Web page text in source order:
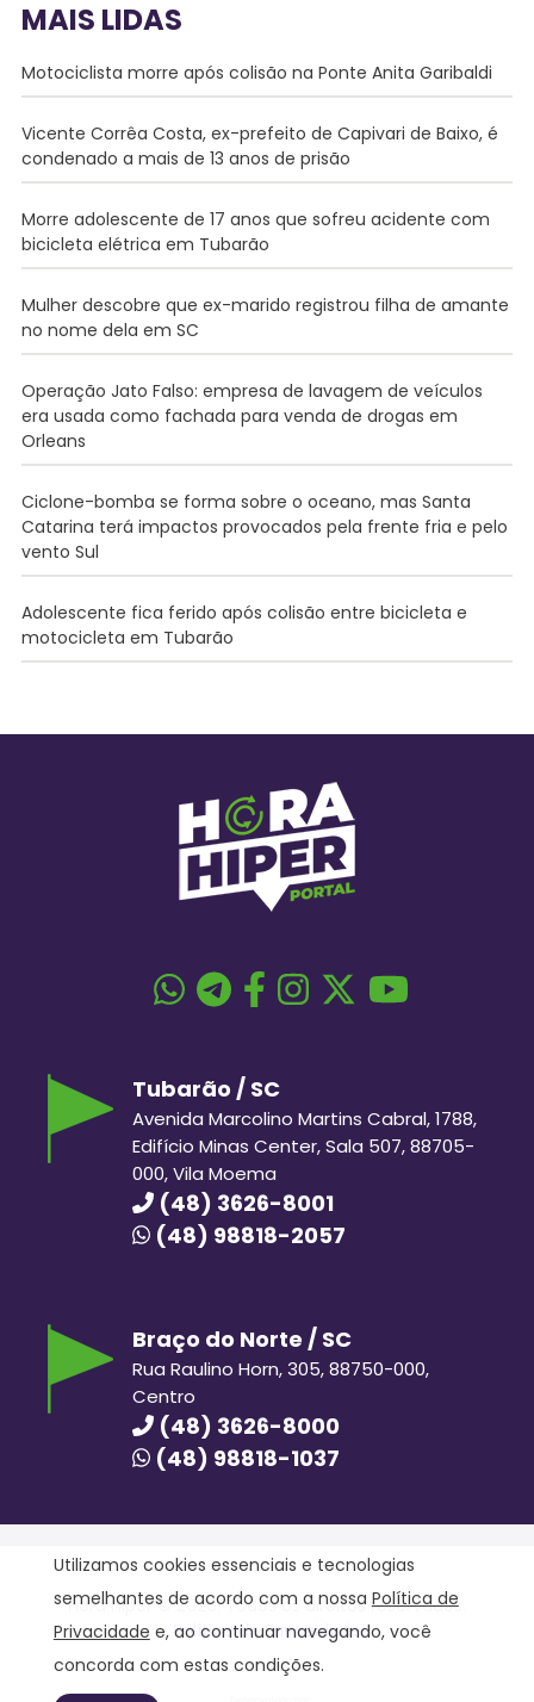
MAIS LIDAS
Motociclista morre após colisão na Ponte Anita Garibaldi
Vicente Corrêa Costa, ex-prefeito de Capivari de Baixo, é
condenado a mais de 13 anos de prisão
Morre adolescente de 17 anos que sofreu acidente com
bicicleta elétrica em Tubarão
Mulher descobre que ex-marido registrou filha de amante
no nome dela em SC
Operação Jato Falso: empresa de lavagem de veículos
era usada como fachada para venda de drogas em
Orleans
Ciclone-bomba se forma sobre o oceano, mas Santa
Catarina terá impactos provocados pela frente fria e pelo
vento Sul
Adolescente fica ferido após colisão entre bicicleta e
motocicleta em Tubarão
Tubarão / SC
Avenida Marcolino Martins Cabral, 1788,
Edifício Minas Center, Sala 507, 88705-
000, Vila Moema
(48) 3626-8001
(48) 98818-2057
Braço do Norte / SC
Rua Raulino Horn, 305, 88750-000,
Centro
(48) 3626-8000
(48) 98818-1037
Hora Hiper © 2020. Todos os direitos reservados.
Política de Privacidade
Utilizamos cookies essenciais e tecnologias
semelhantes de acordo com a nossa Política de
Privacidade e, ao continuar navegando, você
concorda com estas condições.